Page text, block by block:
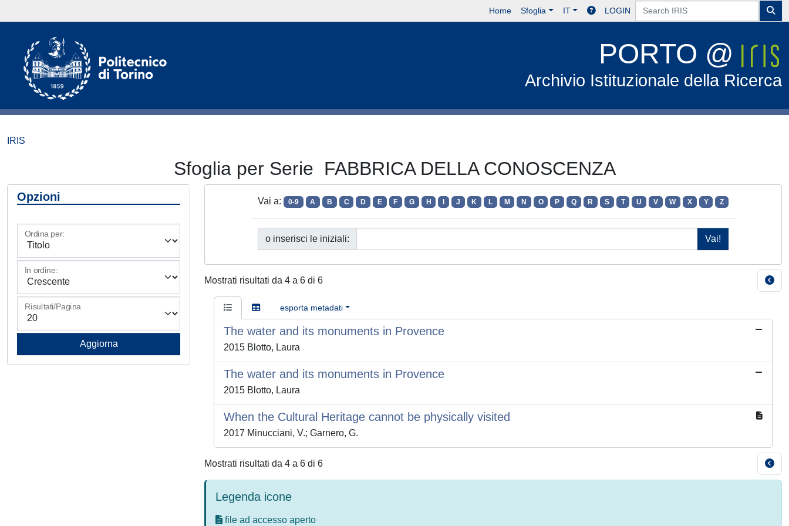
Home Sfoglia IT LOGIN
PORTO @
Archivio Istituzionale della Ricerca
IRIS
Sfoglia per Serie FABBRICA DELLA CONOSCENZA
Opzioni
Ordina per:
In ordine:
Risultati/Pagina
Vai a: 0-9 A B C D E F G H J K L M N O P Q R S T U V W X Y Z
o inserisci le iniziali:
Mostrati risultati da 4 a 6 di 6
esporta metadati
The water and its monuments in Provence
2015 Blotto, Laura
The water and its monuments in Provence
2015 Blotto, Laura
When the Cultural Heritage cannot be physically visited
2017 Minucciani, V.; Garnero, G.
Mostrati risultati da 4 a 6 di 6
Legenda icone
file ad accesso aperto